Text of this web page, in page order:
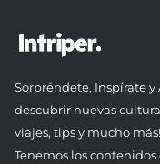
Sorpréndete, Inspírate
descubrir nuevas
viajes, tips y mucho más!
Tenemos los